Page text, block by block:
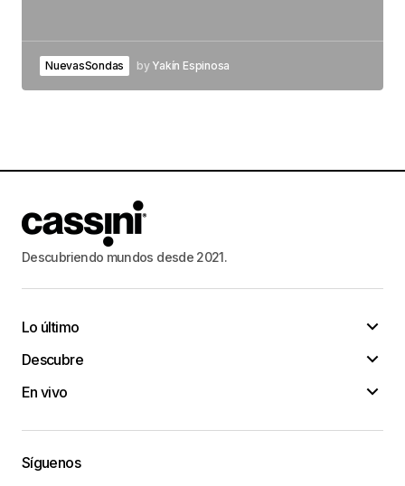
NuevasSondas by Yakín Espinosa
Descubriendo mundos desde 2021.
Lo último
Descubre
En vivo
Síguenos